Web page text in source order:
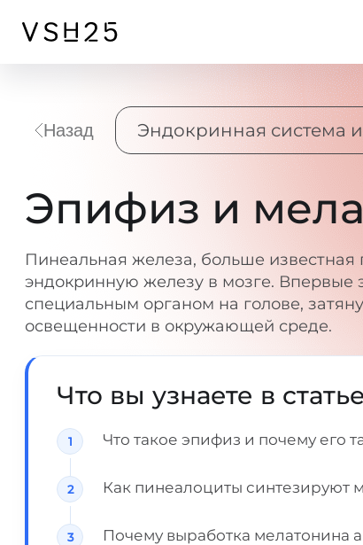
Назад Эндокринная система
Эпифиз и
Пинеальная железа, больше
эндокринную железу в мозге. Впервые
специальным органом на голове,
освещенности в окружающей среде.
Что вы узнаете в статье
Что такое эпифиз и почему
Как пинеалоциты синтезируют
Почему выработка мелатонина